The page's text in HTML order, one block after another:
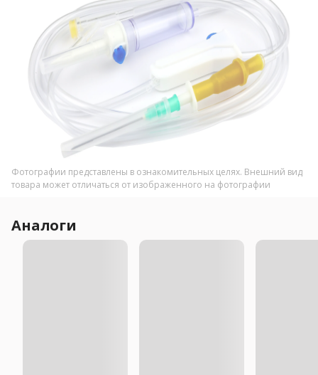
Фотографии представлены в ознакомительных целях. Внешний вид
товара может отличаться от изображенного на фотографии
Аналоги